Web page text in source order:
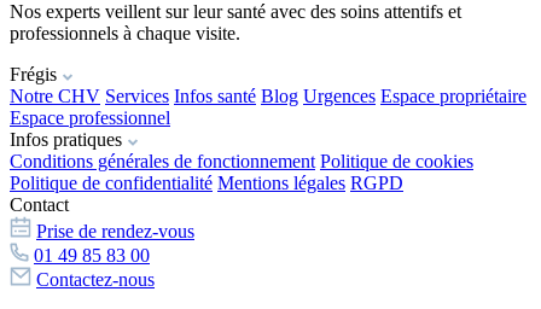
Nos experts veillent sur leur santé avec des soins attentifs et
professionnels à chaque visite.
Frégis
Notre CHV Services Infos santé Blog Urgences Espace propriétaire
Espace professionnel
Infos pratiques
Conditions générales de fonctionnement Politique de cookies
Politique de confidentialité Mentions légales RGPD
Contact
Prise de rendez-vous
01 49 85 83 00
Contactez-nous